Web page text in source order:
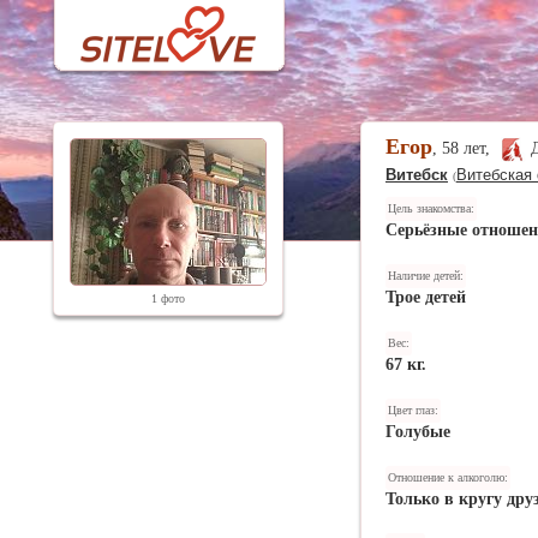
1 фото
Егор, 58 лет,
Витебск (Витебская
Цель знакомства:
Серьёзные
Наличие детей:
Трое детей
Вес:
67 кг.
Цвет глаз:
Голубые
Отношение к алкоголю:
Только в кругу